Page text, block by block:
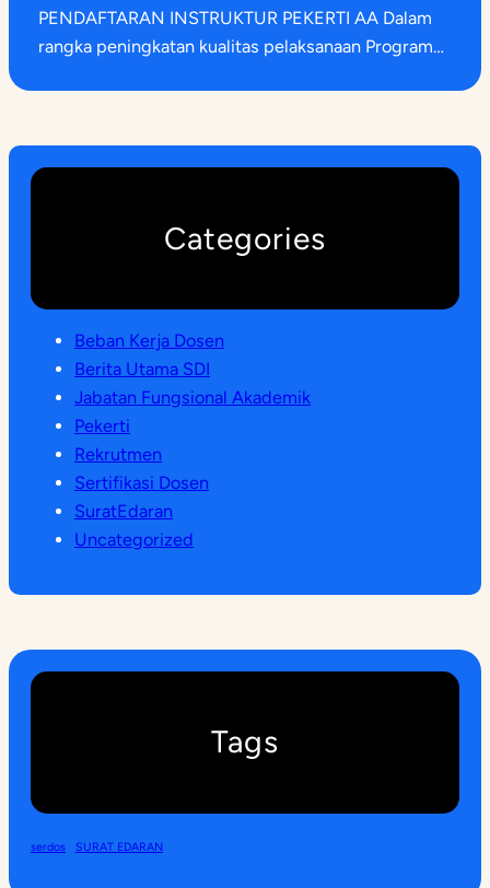
PENDAFTARAN INSTRUKTUR PEKERTI AA Dalam
rangka peningkatan kualitas pelaksanaan Program…
Categories
Beban Kerja Dosen
Berita Utama SDI
Jabatan Fungsional Akademik
Pekerti
Rekrutmen
Sertifikasi Dosen
SuratEdaran
Uncategorized
Tags
serdos SURAT EDARAN